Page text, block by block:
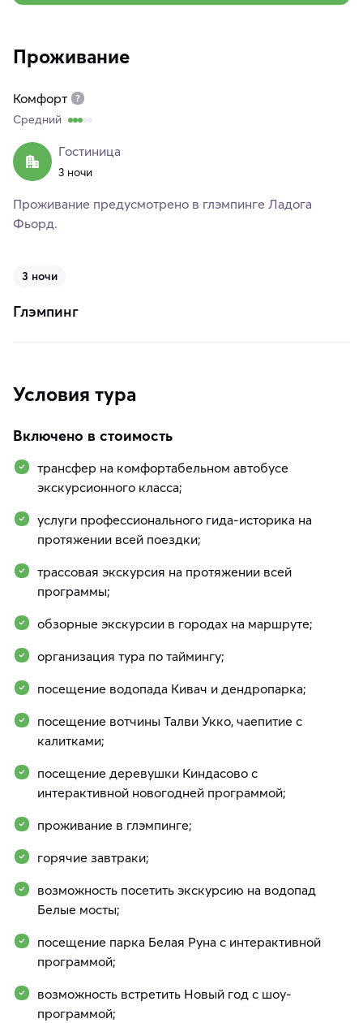
Проживание
Комфорт
Средний
Гостиница
3 ночи
Проживание предусмотрено в глэмпинге Ладога
Фьорд.
3 ночи
Глэмпинг
Условия тура
Включено в стоимость
трансфер на комфортабельном автобусе
экскурсионного класса;
услуги профессионального гида-историка на
протяжении всей поездки;
трассовая экскурсия на протяжении всей
программы;
обзорные экскурсии в городах на маршруте;
организация тура по таймингу;
посещение водопада Кивач и дендропарка;
посещение вотчины Талви Укко, чаепитие с
калитками;
посещение деревушки Киндасово с
интерактивной новогодней программой;
проживание в глэмпинге;
горячие завтраки;
возможность посетить экскурсию на водопад
Белые мосты;
посещение парка Белая Руна с интерактивной
программой;
возможность встретить Новый год с шоу-
программой;